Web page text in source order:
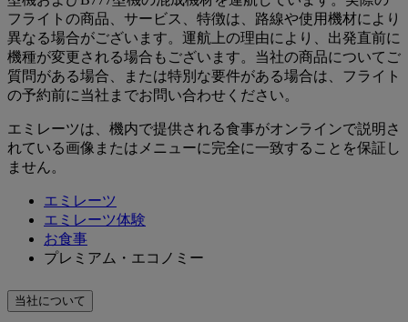
フライトの商品、サービス、特徴は、路線や使用機材により
異なる場合がございます。運航上の理由により、出発直前に
機種が変更される場合もございます。当社の商品についてご
質問がある場合、または特別な要件がある場合は、フライト
の予約前に当社までお問い合わせください。
エミレーツは、機内で提供される食事がオンラインで説明さ
れている画像またはメニューに完全に一致することを保証し
ません。
エミレーツ
エミレーツ体験
お食事
プレミアム・エコノミー
当社について